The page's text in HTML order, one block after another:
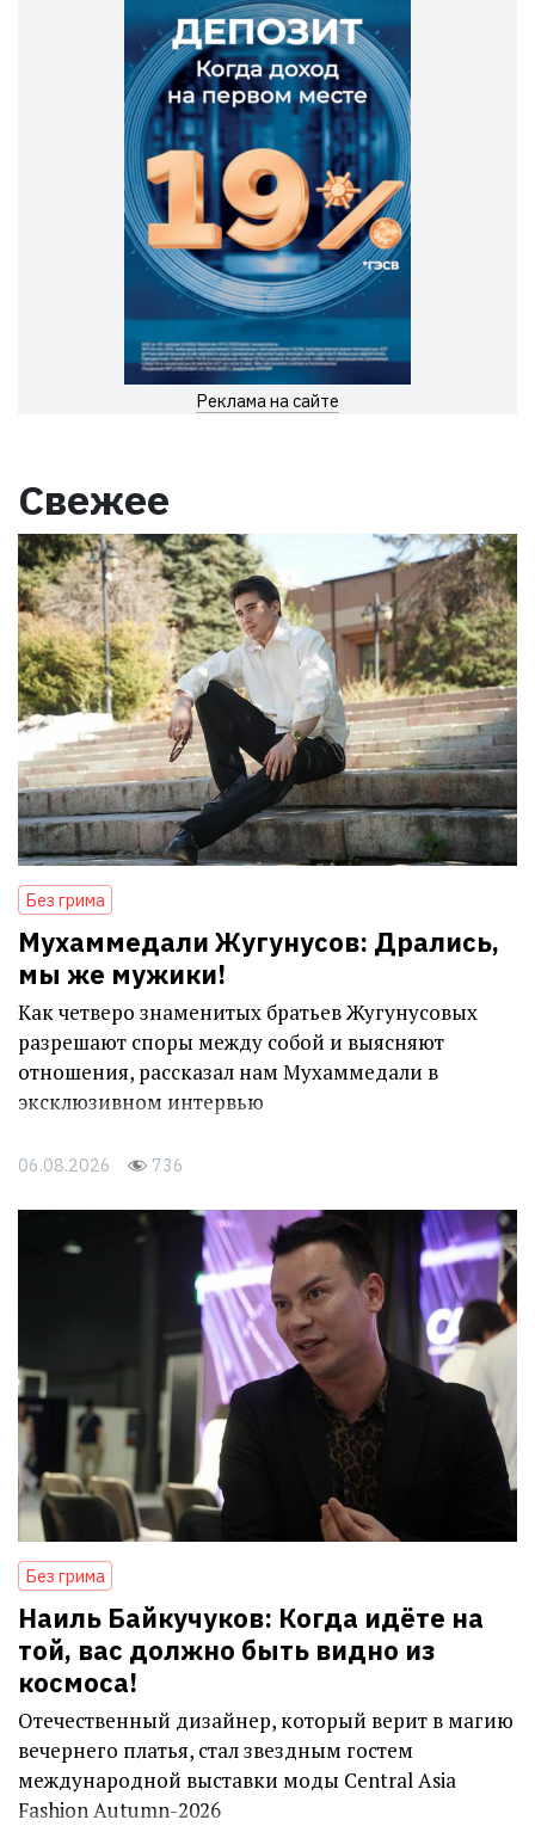
Реклама на сайте
Свежее
Без грима
Мухаммедали Жугунусов: Дрались,
мы же мужики!
Как четверо знаменитых братьев Жугунусовых
разрешают споры между собой и выясняют
отношения, рассказал нам Мухаммедали в
эксклюзивном интервью
06.08.2026 736
Без грима
Наиль Байкучуков: Когда идёте на
той, вас должно быть видно из
космоса!
Отечественный дизайнер, который верит в магию
вечернего платья, стал звездным гостем
международной выставки моды Central Asia
Fashion Autumn-2026